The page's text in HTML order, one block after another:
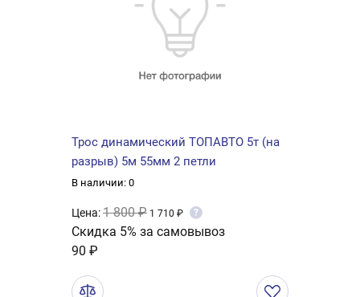
Трос динамический ТОПАВТО 5т (на
разрыв) 5м 55мм 2 петли
В наличии: 0
Цена:1 800 ₽ 1 710 ₽ ?
Скидка 5% за самовывоз
90 ₽